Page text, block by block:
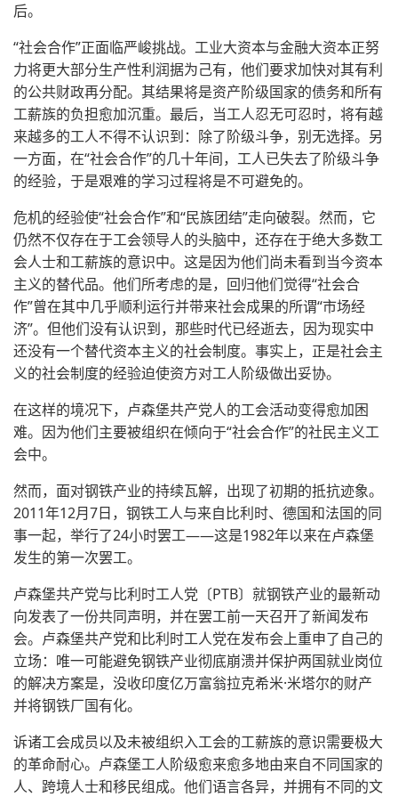
后。
“社会合作”正面临严峻挑战。工业大资本与金融大资本正努
力将更大部分生产性利润据为己有，他们要求加快对其有利
的公共财政再分配。其结果将是资产阶级国家的债务和所有
工薪族的负担愈加沉重。最后，当工人忍无可忍时，将有越
来越多的工人不得不认识到：除了阶级斗争，别无选择。另
一方面，在“社会合作”的几十年间，工人已失去了阶级斗争
的经验，于是艰难的学习过程将是不可避免的。
危机的经验使“社会合作”和“民族团结”走向破裂。然而，它
仍然不仅存在于工会领导人的头脑中，还存在于绝大多数工
会人士和工薪族的意识中。这是因为他们尚未看到当今资本
主义的替代品。他们所考虑的是，回归他们觉得“社会合
作”曾在其中几乎顺利运行并带来社会成果的所谓“市场经
济”。但他们没有认识到，那些时代已经逝去，因为现实中
还没有一个替代资本主义的社会制度。事实上，正是社会主
义的社会制度的经验迫使资方对工人阶级做出妥协。
在这样的境况下，卢森堡共产党人的工会活动变得愈加困
难。因为他们主要被组织在倾向于“社会合作”的社民主义工
会中。
然而，面对钢铁产业的持续瓦解，出现了初期的抵抗迹象。
2011年12月7日，钢铁工人与来自比利时、德国和​​法国的同
事一起，举行了24小时罢工——这是1982年以来在卢森堡
发生的第一次罢工。
卢森堡共产党与比利时工人党〔PTB〕就钢铁产业的最新动
向发表了一份共同声明，并在罢工前一天召开了新闻发布
会。卢森堡共产党和比利时工人党在发布会上重申了自己的
立场：唯一可能避免钢铁产业彻底崩溃并保护两国就业岗位
的解决方案是，没收印度亿万富翁拉克希米·米塔尔的财产
并将钢铁厂国有化。
诉诸工会成员以及未被组织入工会的工薪族的意识需要极大
的革命耐心。卢森堡工人阶级愈来愈多地由来自不同国家的
人、跨境人士和移民组成。他们语言各异，并拥有不同的文